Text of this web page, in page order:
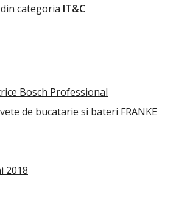
categoria IT&C
Bosch Professional
de bucatarie si bateri FRANKE
2018